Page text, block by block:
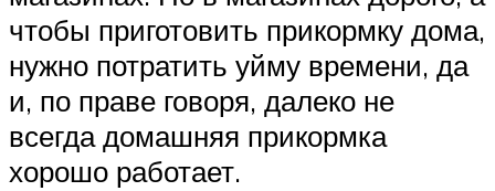
чтобы приготовить прикормку дома,
нужно потратить уйму времени, да
и, по праве говоря, далеко не
всегда домашняя прикормка
хорошо работает.